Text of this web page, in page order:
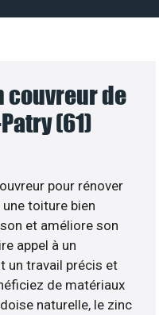
couvreur de
(61)
pour rénover
toiture bien
et améliore son
appel à un
un travail précis et
de matériaux
naturelle, le zinc